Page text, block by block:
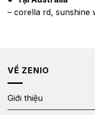
– corella rd, sunshine
VỀ ZENIO
Giới thiệu